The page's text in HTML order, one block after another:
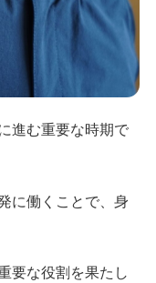
進む重要な時期で
に働くことで、身
要な役割を果たし